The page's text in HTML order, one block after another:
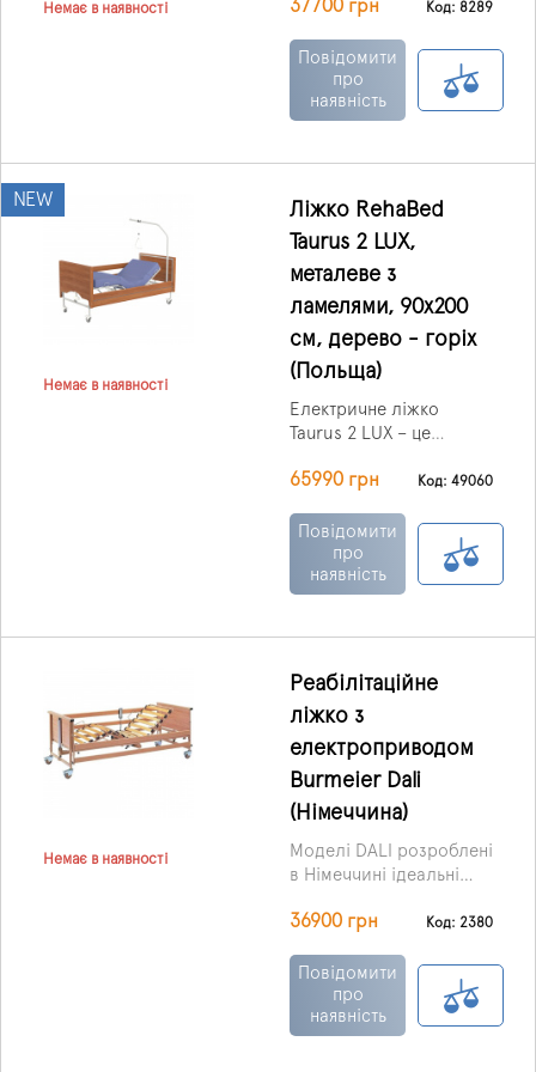
Немає в наявності
експлуатації, а також
співвідношення ціни та
якості.
37700 грн Код: 8289
Повідомити
про
наявність
NEW
Немає в наявності
Ліжко RehaBed
Taurus 2 LUX,
металеве з
ламелями, 90x200
см, дерево - горіх
(Польща)
Електричне ліжко
Taurus 2 LUX – це
та естетичне рішення
комфорту пацієнтів і
зручності догляду в
медичних установах чи
65990 грн Код: 49060
Повідомити
про
наявність
Немає в наявності
Реабілітаційне
ліжко з
електроприводом
Burmeier Dali
(Німеччина)
Моделі DALI розроблені
в Німеччині ідеальні
(медичного) персоналу
оптимальні для
пацієнтів. Завдяки малій
вазі, легкості
36900 грн Код: 2380
Повідомити
про
наявність